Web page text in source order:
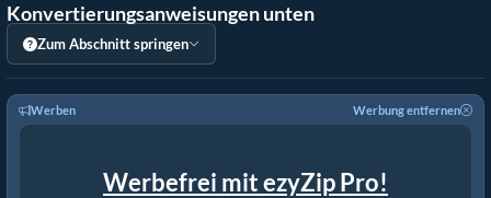
Konvertierungsanweisungen unten
Zum Abschnitt springen
Werben Werbung entfernen
Werbefrei mit ezyZip Pro!